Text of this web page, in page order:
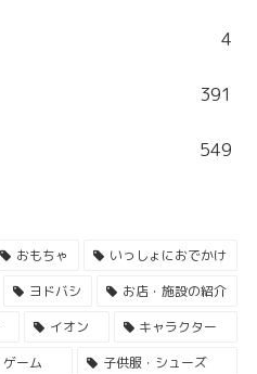
4
391
549
おもちゃ
いっしょにおでかけ
ヨドバシ
お店・施設の紹介
イオン
キャラクター
ゲーム
子供服・シューズ